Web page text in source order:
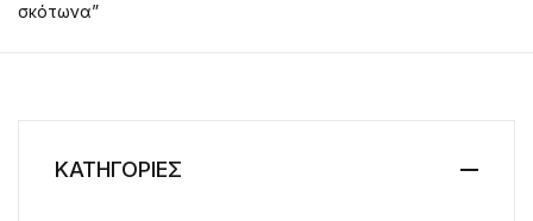
σκότωνα”
ΚΑΤΗΓΟΡΙΕΣ